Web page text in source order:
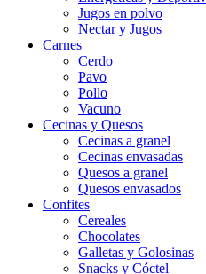
Jugos en polvo
Nectar y Jugos
Carnes
Cerdo
Pavo
Pollo
Vacuno
Cecinas y Quesos
Cecinas a granel
Cecinas envasadas
Quesos a granel
Quesos envasados
Confites
Cereales
Chocolates
Galletas y Golosinas
Snacks y Cóctel